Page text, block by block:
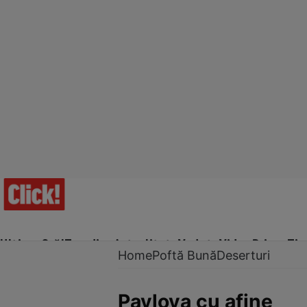
Ultima Oră!Trending Actualitate Vedete Video Prime Time
HomePoftă BunăDeserturi
Pavlova cu afine